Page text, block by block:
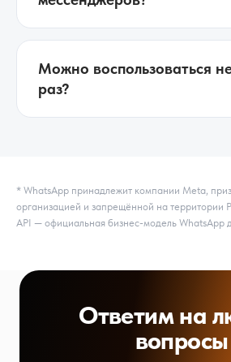
Можно воспользоваться
раз?
* WhatsApp принадлежит компании Meta,
организацией и запрещённой на территории
API — официальная бизнес-модель WhatsApp
Ответим на
вопросы